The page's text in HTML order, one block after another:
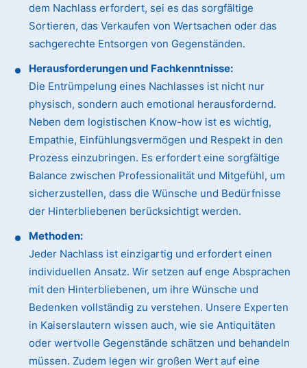
dem Nachlass erfordert, sei es das sorgfältige
Sortieren, das Verkaufen von Wertsachen oder das
sachgerechte Entsorgen von Gegenständen.
Herausforderungen und Fachkenntnisse:
Die Entrümpelung eines Nachlasses ist nicht nur
physisch, sondern auch emotional herausfordernd.
Neben dem logistischen Know-how ist es wichtig,
Empathie, Einfühlungsvermögen und Respekt in den
Prozess einzubringen. Es erfordert eine sorgfältige
Balance zwischen Professionalität und Mitgefühl, um
sicherzustellen, dass die Wünsche und Bedürfnisse
der Hinterbliebenen berücksichtigt werden.
Methoden:
Jeder Nachlass ist einzigartig und erfordert einen
individuellen Ansatz. Wir setzen auf enge Absprachen
mit den Hinterbliebenen, um ihre Wünsche und
Bedenken vollständig zu verstehen. Unsere Experten
in Kaiserslautern wissen auch, wie sie Antiquitäten
oder wertvolle Gegenstände schätzen und behandeln
müssen. Zudem legen wir großen Wert auf eine